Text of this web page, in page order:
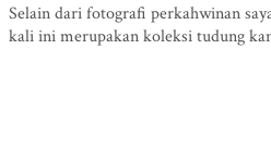
Selain dari fotografi perkahwinan
kali ini merupakan koleksi tudung